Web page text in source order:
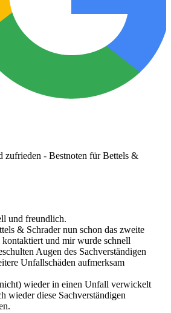
und freundlich.
& Schrader nun schon das zweite
und mir wurde schnell
Augen des Sachverständigen
Unfallschäden aufmerksam
wieder in einen Unfall verwickelt
wieder diese Sachverständigen